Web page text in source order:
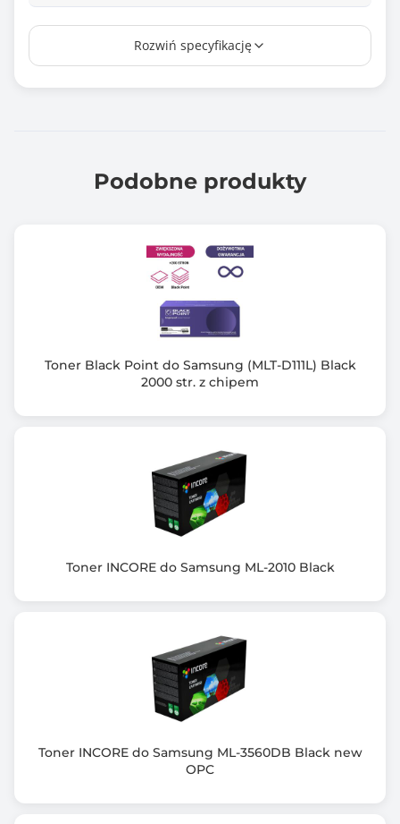
Wydajność*
Chip
Samsung: SL-M2022, SL-M2022W, SL-M2070, SL-
M2070F, SL-M2070FW, SL-M2070W
Gwarancja producenta [mies.]
Rozwiń specyfikację
Podobne produkty
Toner Black Point do Samsung (MLT-D111L) Black
2000 str. z chipem
Toner INCORE do Samsung ML-2010 Black
Toner INCORE do Samsung ML-3560DB Black new
OPC